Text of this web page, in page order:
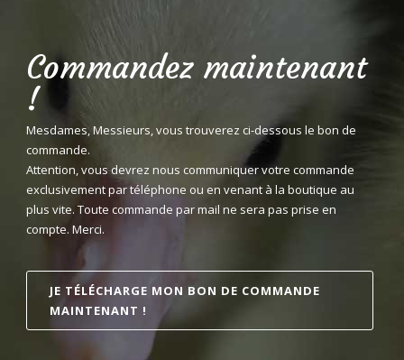
Commandez maintenant
!
Mesdames, Messieurs, vous trouverez ci-dessous le bon de
commande.
Attention, vous devrez nous communiquer votre commande
exclusivement par téléphone ou en venant à la boutique au
plus vite. Toute commande par mail ne sera pas prise en
compte. Merci.
JE TÉLÉCHARGE MON BON DE COMMANDE
MAINTENANT !